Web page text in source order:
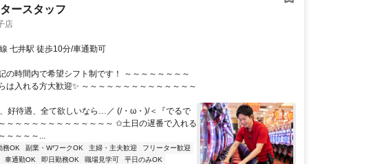
ースタッフ
店
七井駅 徒歩10分/車通勤可
の時間内で希望シフト制です！ ～～～～～～～～
は入れる方大歓迎✨ ～～～～～～～～～～～～～～
好待遇、全て欲しいなら…／ (/・ω・)/＜『でるで
～～～～～～～～～～～～～ ✩土日の遅番で入れる
～～～～...
務OK 副業・WワークOK 主婦・主夫歓迎
フリーター歓迎
車通勤OK 即日勤務OK 職場見学可
平日のみOK